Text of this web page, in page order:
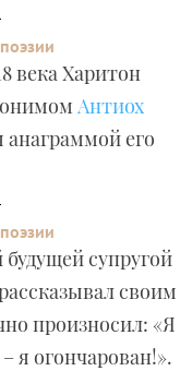
века Харитон
Антиох
его
супругой
своим
произносил: «Я
я огончарован!».